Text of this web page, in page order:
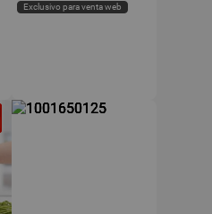
Exclusivo para venta web